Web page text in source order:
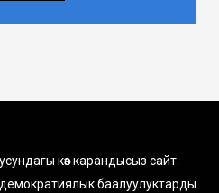
көз карандысыз сайт.
баалуулуктарды